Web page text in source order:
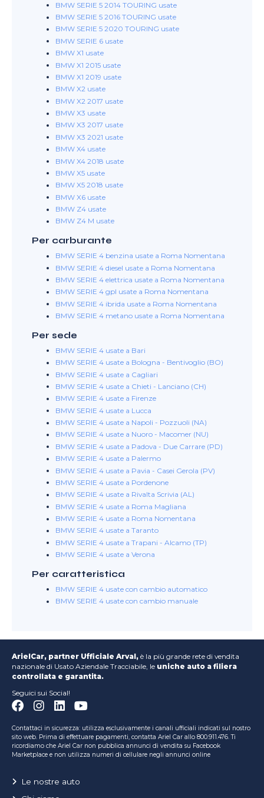
BMW SERIE 5 2014 TOURING usate
BMW SERIE 5 2016 TOURING usate
BMW SERIE 5 2020 TOURING usate
BMW SERIE 6 usate
BMW X1 usate
BMW X1 2015 usate
BMW X1 2019 usate
BMW X2 usate
BMW X2 2017 usate
BMW X3 usate
BMW X3 2017 usate
BMW X3 2021 usate
BMW X4 usate
BMW X4 2018 usate
BMW X5 usate
BMW X5 2018 usate
BMW X6 usate
BMW Z4 usate
BMW Z4 M usate
Per carburante
BMW SERIE 4 benzina usate a Roma Nomentana
BMW SERIE 4 diesel usate a Roma Nomentana
BMW SERIE 4 elettrica usate a Roma Nomentana
BMW SERIE 4 gpl usate a Roma Nomentana
BMW SERIE 4 ibrida usate a Roma Nomentana
BMW SERIE 4 metano usate a Roma Nomentana
Per sede
BMW SERIE 4 usate a Bari
BMW SERIE 4 usate a Bologna - Bentivoglio (BO)
BMW SERIE 4 usate a Cagliari
BMW SERIE 4 usate a Chieti - Lanciano (CH)
BMW SERIE 4 usate a Firenze
BMW SERIE 4 usate a Lucca
BMW SERIE 4 usate a Napoli - Pozzuoli (NA)
BMW SERIE 4 usate a Nuoro - Macomer (NU)
BMW SERIE 4 usate a Padova - Due Carrare (PD)
BMW SERIE 4 usate a Palermo
BMW SERIE 4 usate a Pavia - Casei Gerola (PV)
BMW SERIE 4 usate a Pordenone
BMW SERIE 4 usate a Rivalta Scrivia (AL)
BMW SERIE 4 usate a Roma Magliana
BMW SERIE 4 usate a Roma Nomentana
BMW SERIE 4 usate a Taranto
BMW SERIE 4 usate a Trapani - Alcamo (TP)
BMW SERIE 4 usate a Verona
Per caratteristica
BMW SERIE 4 usate con cambio automatico
BMW SERIE 4 usate con cambio manuale
ArielCar, partner Ufficiale Arval, è la più grande rete di vendita
nazionale di Usato Aziendale Tracciabile, le uniche auto a filiera
controllata e garantita.
Seguici sui Social!
Contattaci in sicurezza: utilizza esclusivamente i canali ufficiali indicati sul nostro
sito web. Prima di effettuare pagamenti, contatta Ariel Car allo 800.911.476. Ti
ricordiamo che Ariel Car non pubblica annunci di vendita su Facebook
Marketplace e non utilizza numeri di cellulare negli annunci online
Le nostre auto